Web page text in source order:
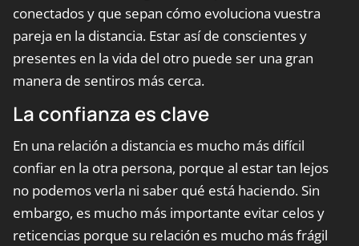
conectados y que sepan cómo evoluciona vuestra
pareja en la distancia. Estar así de conscientes y
presentes en la vida del otro puede ser una gran
manera de sentiros más cerca.
La confianza es clave
En una relación a distancia es mucho más difícil
confiar en la otra persona, porque al estar tan lejos
no podemos verla ni saber qué está haciendo. Sin
embargo, es mucho más importante evitar celos y
reticencias porque su relación es mucho más frágil